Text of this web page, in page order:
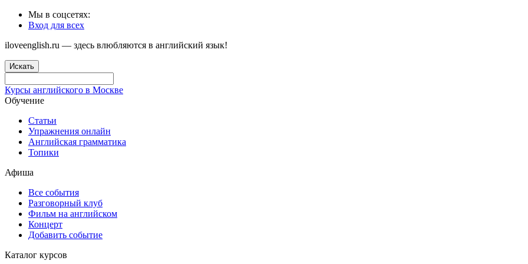
Мы в соцсетях:
Вход для всех
iloveenglish.ru — здесь влюбляются в английский язык!
Искать
Курсы английского в Москве
Обучение
Статьи
Упражнения онлайн
Английская грамматика
Топики
Афиша
Все события
Разговорный клуб
Фильм на английском
Концерт
Добавить событие
Каталог курсов